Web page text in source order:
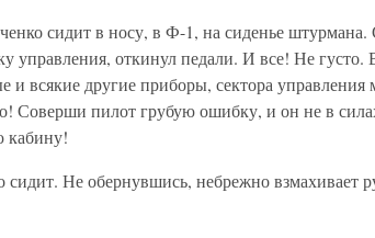
сидит в носу, в Ф-1, на сиденье штурмана.
управления, откинул педали. И все! Не
и всякие другие приборы, сектора
Соверши пилот грубую ошибку, и он не в
кабину!
Не обернувшись, небрежно взмахивает